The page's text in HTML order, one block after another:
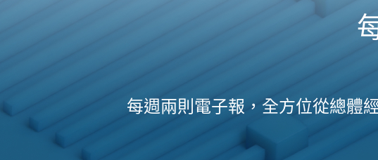
每週兩則電子報，全方位從總體